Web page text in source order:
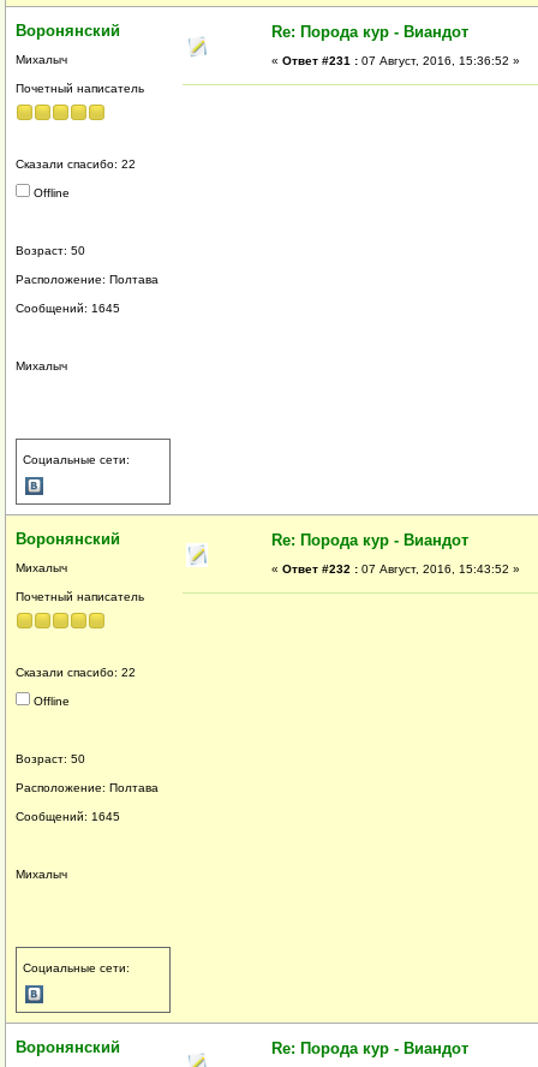
Воронянский
Михалыч
Почетный написатель
Сказали спасибо: 22
Offline
Возраст: 50
Расположение: Полтава
Сообщений: 1645
Михалыч
Социальные сети:
Re: Порода кур - Виандот
« Ответ #231 : 07 Август, 2016, 15:36:52 »
Воронянский
Михалыч
Почетный написатель
Сказали спасибо: 22
Offline
Возраст: 50
Расположение: Полтава
Сообщений: 1645
Михалыч
Социальные сети:
Re: Порода кур - Виандот
« Ответ #232 : 07 Август, 2016, 15:43:52 »
Воронянский Re: Порода кур - Виандот